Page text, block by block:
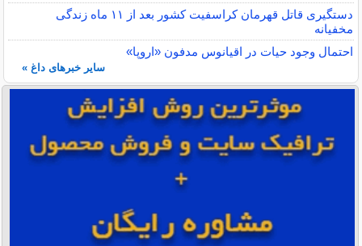
دستگیری قاتل قهرمان کراسفیت کشور بعد از ۱۱ ماه زندگی
مخفیانه
احتمال وجود حیات در اقیانوس مدفون «اروپا»
سایر خبرهای داغ »